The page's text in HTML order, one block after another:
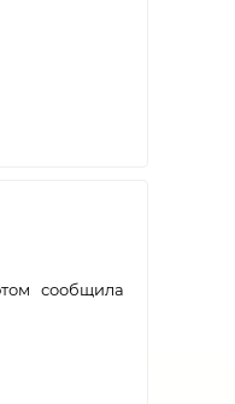
сообщила